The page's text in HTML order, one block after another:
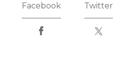
Facebook Twitter